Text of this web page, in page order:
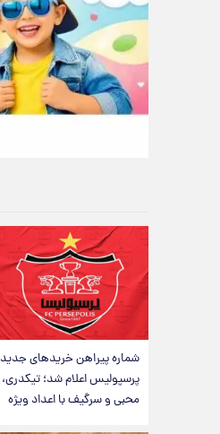
شماره پیراهن خریدهای جدید
پرسپولیس اعلام شد؛ تیکدری،
محبی و سرگیف با اعداد ویژه